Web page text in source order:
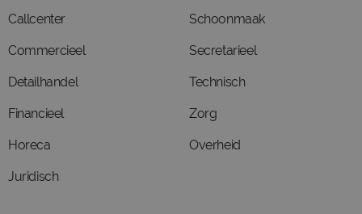
Callcenter
Commercieel
Detailhandel
Financieel
Horeca
Juridisch
Schoonmaak
Secretarieel
Technisch
Zorg
Overheid